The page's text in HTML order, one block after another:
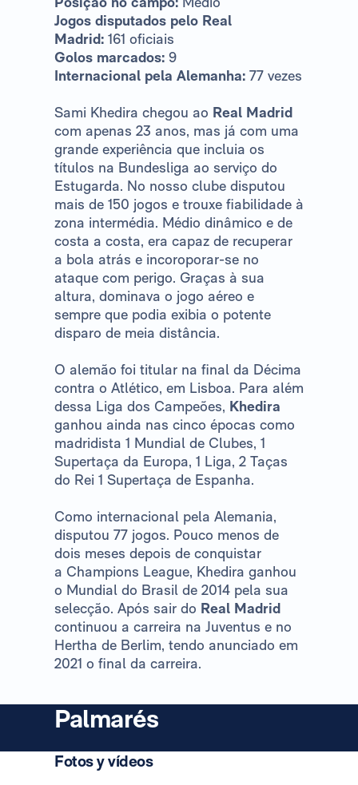
Jogos disputados pelo Real
Madrid: 161 oficiais
Golos marcados: 9
Internacional pela Alemanha: 77 vezes
Sami Khedira chegou ao Real Madrid
com apenas 23 anos, mas já com uma
grande experiência que incluia os
títulos na Bundesliga ao serviço do
Estugarda. No nosso clube disputou
mais de 150 jogos e trouxe fiabilidade à
zona intermédia. Médio dinâmico e de
costa a costa, era capaz de recuperar
a bola atrás e incoroporar-se no
ataque com perigo. Graças à sua
altura, dominava o jogo aéreo e
sempre que podia exibia o potente
disparo de meia distância.
O alemão foi titular na final da Décima
contra o Atlético, em Lisboa. Para além
dessa Liga dos Campeões, Khedira
ganhou ainda nas cinco épocas como
madridista 1 Mundial de Clubes, 1
Supertaça da Europa, 1 Liga, 2 Taças
do Rei 1 Supertaça de Espanha.
Como internacional pela Alemania,
disputou 77 jogos. Pouco menos de
dois meses depois de conquistar
a Champions League, Khedira ganhou
o Mundial do Brasil de 2014 pela sua
selecção. Após sair do Real Madrid
continuou a carreira na Juventus e no
Hertha de Berlim, tendo anunciado em
2021 o final da carreira.
Palmarés
Fotos y vídeos